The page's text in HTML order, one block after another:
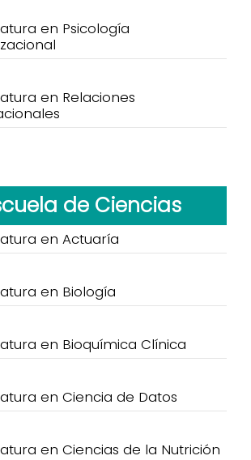
en Psicología
en Relaciones
de Ciencias
en Actuaría
en Biología
en Bioquímica Clínica
en Ciencia de Datos
en Ciencias de la Nutrición